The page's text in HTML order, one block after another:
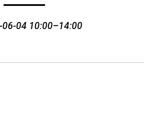
06-04 10:00–14:00